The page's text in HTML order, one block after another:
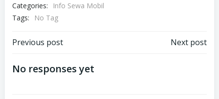
Categories:
Info Sewa Mobil
Tags:
No Tag
Post
navigation
Previous post Next post
No responses yet